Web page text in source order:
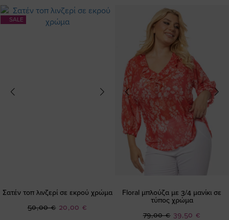
SALE
Σατέν τοπ λινζερί σε εκρού χρώμα
Ειδική
20,00 €
50,00 €
Floral μπλούζα με 3/4 μανίκι σε
τύπος χρώμα
Ειδική
39,50 €
79,00 €